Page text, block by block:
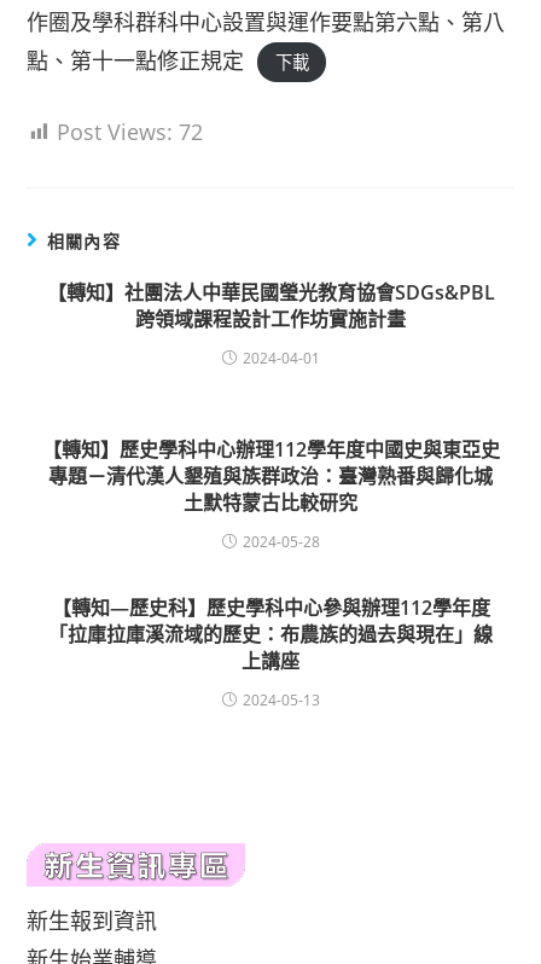
作圈及學科群科中心設置與運作要點第六點、第八
點、第十一點修正規定
下載
Post Views: 72
相關內容
【轉知】社團法人中華民國瑩光教育協會SDGs&PBL
跨領域課程設計工作坊實施計畫
2024-04-01
【轉知】歷史學科中心辦理112學年度中國史與東亞史
專題－清代漢人墾殖與族群政治：臺灣熟番與歸化城
土默特蒙古比較研究
2024-05-28
【轉知—歷史科】歷史學科中心參與辦理112學年度
「拉庫拉庫溪流域的歷史：布農族的過去與現在」線
上講座
2024-05-13
新生報到資訊